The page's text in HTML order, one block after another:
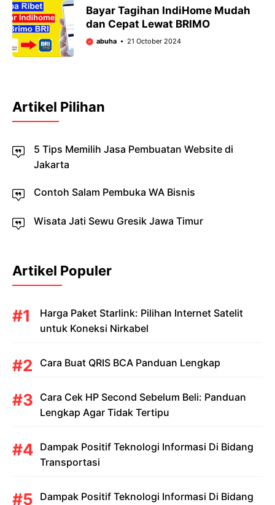
Bayar Tagihan IndiHome Mudah
dan Cepat Lewat BRIMO
abuha 21 October 2024
Artikel Pilihan
5 Tips Memilih Jasa Pembuatan Website di
Jakarta
Contoh Salam Pembuka WA Bisnis
Wisata Jati Sewu Gresik Jawa Timur
Artikel Populer
Harga Paket Starlink: Pilihan Internet Satelit
untuk Koneksi Nirkabel
Cara Buat QRIS BCA Panduan Lengkap
Cara Cek HP Second Sebelum Beli: Panduan
Lengkap Agar Tidak Tertipu
Dampak Positif Teknologi Informasi Di Bidang
Transportasi
Dampak Positif Teknologi Informasi Di Bidang